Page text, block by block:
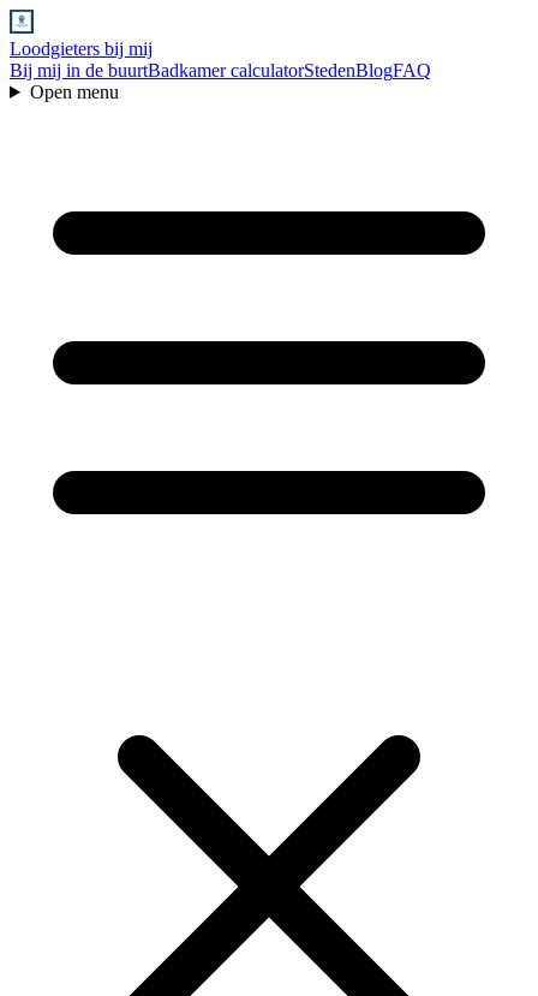
Loodgieters bij mij
Bij mij in de buurtBadkamer calculatorStedenBlogFAQ
Open menu